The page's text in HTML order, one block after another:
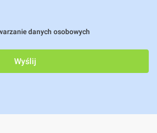
danych osobowych
Wyślij